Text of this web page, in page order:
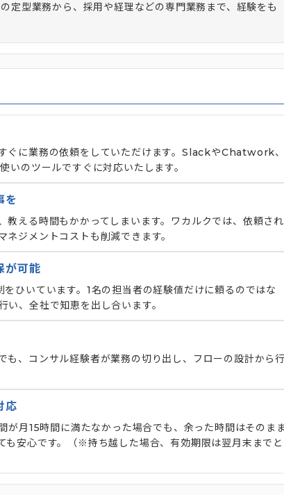
定型業務から、採用や経理などの専門業務まで、経験をも
ぐに業務の依頼をしていただけます。SlackやChatwork
のツールですぐに対応いたします。
を
える時間もかかってしまいます。ワカルクでは、依頼され
ジメントコストも削減できます。
が可能
ひいています。1名の担当者の経験値だけに頼るのではな
、全社で知恵を出し合います。
も、コンサル経験者が業務の切り出し、フローの設計から
応
が月15時間に満たなかった場合でも、余った時間はそのま
も安心です。（※持ち越した場合、有効期限は翌月末までと